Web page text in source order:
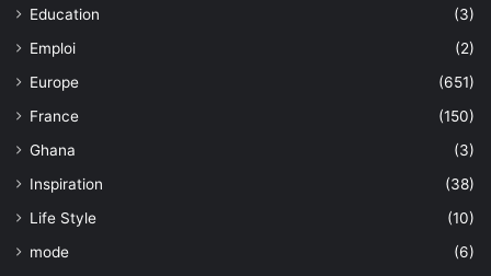
Education
(3)
Emploi
(2)
Europe
(651)
France
(150)
Ghana
(3)
Inspiration
(38)
Life Style
(10)
mode
(6)